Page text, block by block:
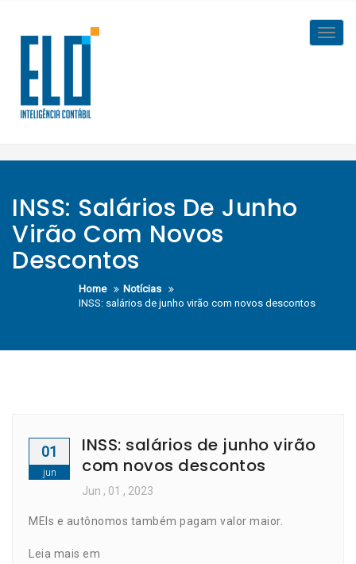
content
INSS: Salários De Junho
Virão Com Novos
Descontos
Home
Notícias
INSS: salários de junho virão com novos descontos
01
jun
INSS: salários de junho virão
com novos descontos
Jun , 01 , 2023
MEIs e autônomos também pagam valor maior.
Leia mais em